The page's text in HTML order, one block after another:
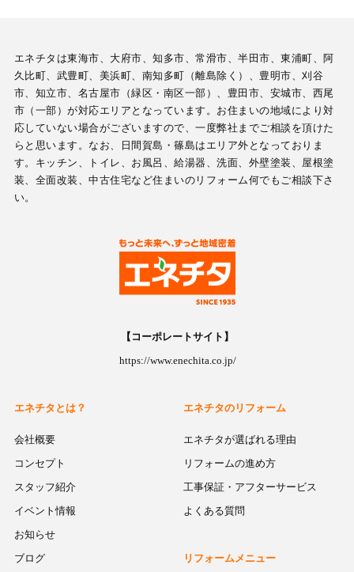
エネチタは東海市、大府市、知多市、常滑市、半田市、東浦町、阿
久比町、武豊町、美浜町、南知多町（離島除く）、豊明市、刈谷
市、知立市、名古屋市（緑区・南区一部）、豊田市、安城市、西尾
市（一部）が対応エリアとなっています。お住まいの地域により対
応していない場合がございますので、一度弊社までご相談を頂けた
らと思います。なお、日間賀島・篠島はエリア外となっておりま
す。キッチン、トイレ、お風呂、給湯器、洗面、外壁塗装、屋根塗
装、全面改装、中古住宅など住まいのリフォーム何でもご相談下さ
い。
【コーポレートサイト】
https://www.enechita.co.jp/
エネチタとは？
会社概要
コンセプト
スタッフ紹介
イベント情報
お知らせ
ブログ
エネチタのリフォーム
エネチタが選ばれる理由
リフォームの進め方
工事保証・アフターサービス
よくある質問
リフォームメニュー